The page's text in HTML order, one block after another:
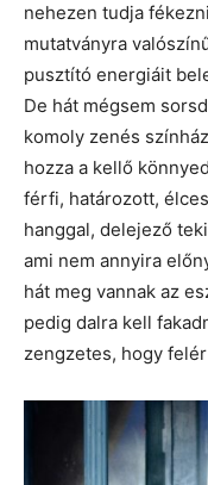
nehezen tudja
mutatványra
pusztító energiáit
De hát mégsem
komoly zenés
hozza a kellő
férfi, határozott,
hanggal, delejező
ami nem annyira
hát meg vannak az
pedig dalra kell
zengzetes, hogy